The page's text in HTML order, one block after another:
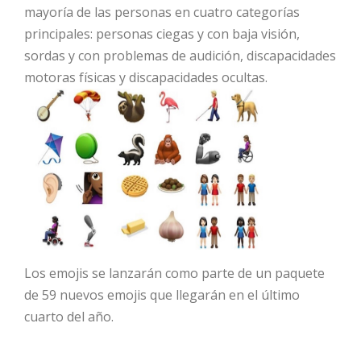
mayoría de las personas en cuatro categorías
principales: personas ciegas y con baja visión,
sordas y con problemas de audición, discapacidades
motoras físicas y discapacidades ocultas.
Los emojis se lanzarán como parte de un paquete
de 59 nuevos emojis que llegarán en el último
cuarto del año.